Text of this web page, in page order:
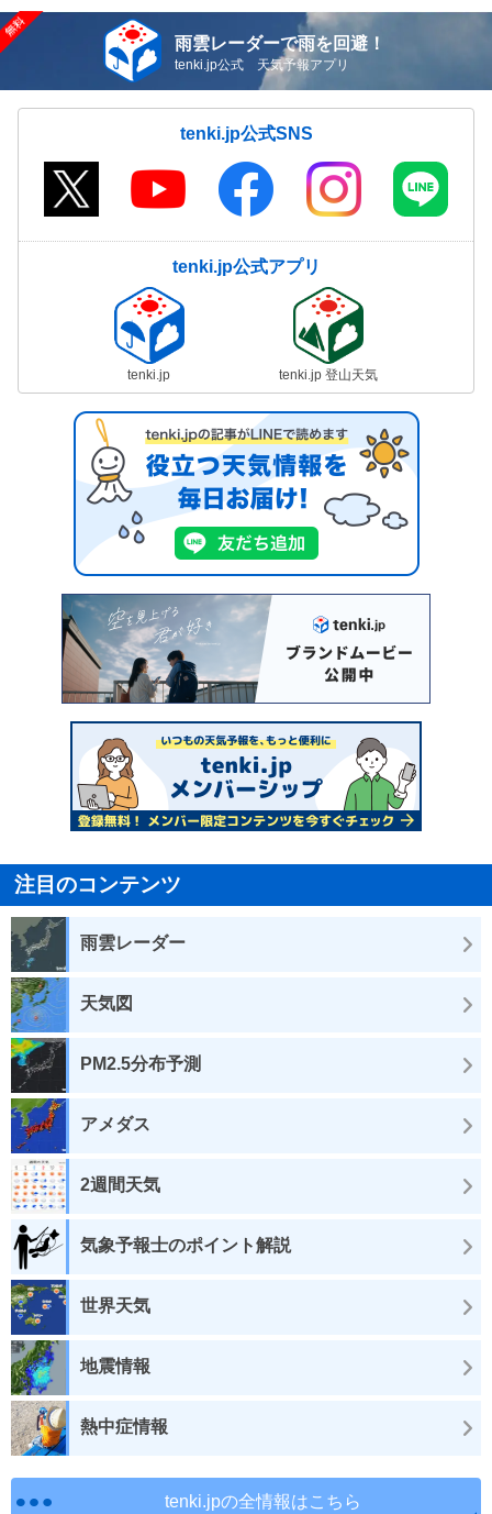
雨雲レーダーで雨を回避！
tenki.jp公式 天気予報アプリ
tenki.jp公式SNS
tenki.jp公式アプリ
tenki.jp tenki.jp 登山天気
注目のコンテンツ
雨雲レーダー
天気図
PM2.5分布予測
アメダス
2週間天気
気象予報士のポイント解説
世界天気
地震情報
熱中症情報
tenki.jpの全情報はこちら